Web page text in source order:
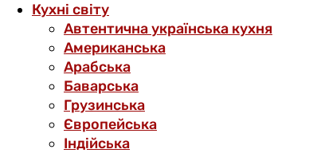
Кухні світу
Автентична українська кухня
Американська
Арабська
Баварська
Грузинська
Європейська
Індійська